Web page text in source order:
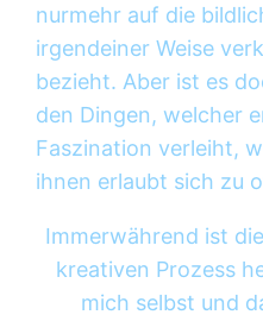
nurmehr auf die
irgendeiner Weise
bezieht. Aber ist es
den Dingen, welcher
Faszination verleiht,
ihnen erlaubt sich zu
Immerwährend ist
kreativen Prozess
mich selbst und